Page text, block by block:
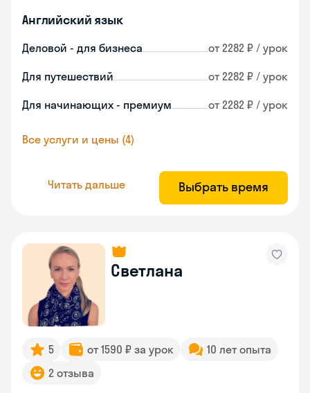
Английский язык
Деловой - для бизнеса от 2282 ₽ / урок
Для путешествий от 2282 ₽ / урок
Для начинающих - премиум от 2282 ₽ / урок
Все услуги и цены (4)
Читать дальше Выбрать время
Светлана
5 от 1590 ₽ за урок
10 лет опыта
2 отзыва